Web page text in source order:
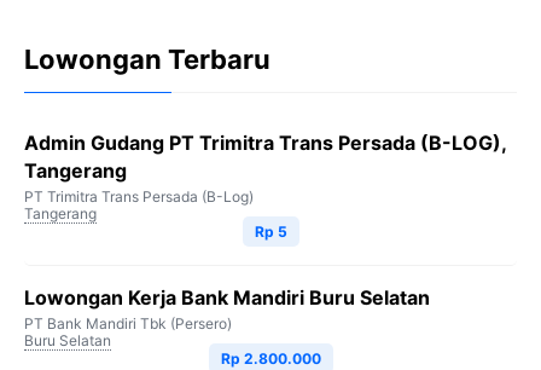
Lowongan Terbaru
Admin Gudang PT Trimitra Trans Persada (B-LOG),
Tangerang
PT Trimitra Trans Persada (B-Log)
Tangerang
Rp 5
Lowongan Kerja Bank Mandiri Buru Selatan
PT Bank Mandiri Tbk (Persero)
Buru Selatan
Rp 2.800.000